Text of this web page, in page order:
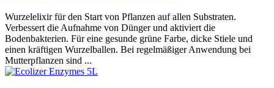
Wurzelelixir für den Start von Pflanzen auf allen Substraten.
Verbessert die Aufnahme von Dünger und aktiviert die
Bodenbakterien. Für eine gesunde grüne Farbe, dicke Stiele und
einen kräftigen Wurzelballen. Bei regelmäßiger Anwendung bei
Mutterpflanzen sind ...